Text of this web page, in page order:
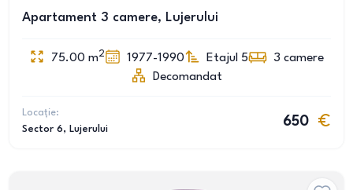
Apartament 3 camere, Lujerului
75.00 m2 1977-1990 Etajul 5 3 camere
Decomandat
Locație:
Sector 6, Lujerului
650